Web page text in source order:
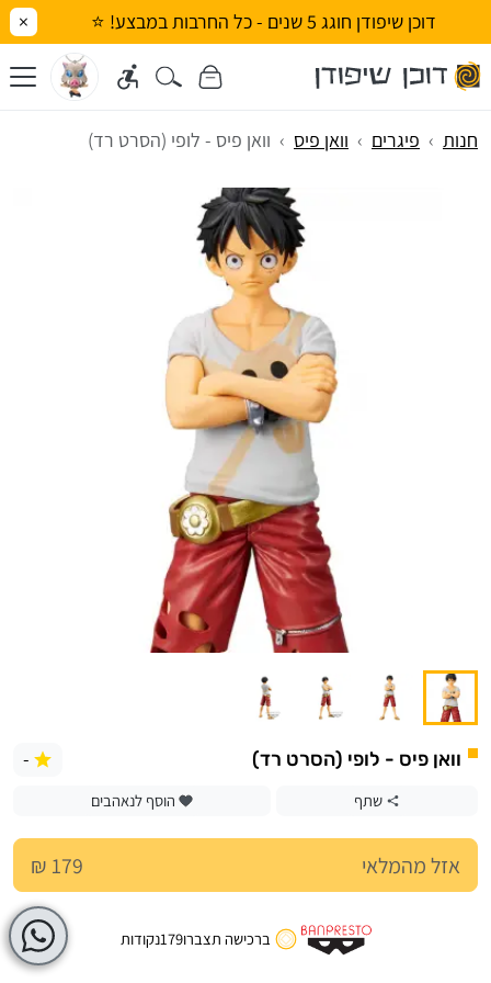
דוכן שיפודן חוגג 5 שנים - כל החרבות במבצע! ⭐ ×
חנות פיגרים וואן פיס וואן פיס - לופי (הסרט רד)
וואן פיס - לופי (הסרט רד) -
שתף הוסף לנאהבים
אזל מהמלאי 179 ₪
ברכישה תצברו179נקודות